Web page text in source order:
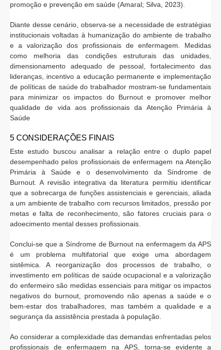
promoção e prevenção em saúde (Amaral; Silva, 2023).
Diante desse cenário, observa-se a necessidade de estratégias
institucionais voltadas à humanização do ambiente de trabalho
e a valorização dos profissionais de enfermagem. Medidas
como melhoria das condições estruturais das unidades,
dimensionamento adequado de pessoal, fortalecimento das
lideranças, incentivo a educação permanente e implementação
de políticas de saúde do trabalhador mostram-se fundamentais
para minimizar os impactos do Burnout e promover melhor
qualidade de vida aos profissionais da Atenção Primária à
Saúde
5 CONSIDERAÇÕES FINAIS
Este estudo buscou analisar a relação entre o duplo papel
desempenhado pelos profissionais de enfermagem na Atenção
Primária à Saúde e o desenvolvimento da Síndrome de
Burnout. A revisão integrativa da literatura permitiu identificar
que a sobrecarga de funções assistenciais e gerenciais, aliada
a um ambiente de trabalho com recursos limitados, pressão por
metas e falta de reconhecimento, são fatores cruciais para o
adoecimento mental desses profissionais.
Conclui-se que a Síndrome de Burnout na enfermagem da APS
é um problema multifatorial que exige uma abordagem
sistêmica. A reorganização dos processos de trabalho, o
investimento em políticas de saúde ocupacional e a valorização
do enfermeiro são medidas essenciais para mitigar os impactos
negativos do burnout, promovendo não apenas a saúde e o
bem-estar dos trabalhadores, mas também a qualidade e a
segurança da assistência prestada à população.
Ao considerar a complexidade das demandas enfrentadas pelos
profissionais de enfermagem na APS, torna-se evidente a